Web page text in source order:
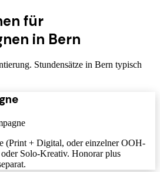
für
in Bern
Stundensätze in Bern typisch
(Print + Digital, oder einzelner OOH-
Solo-Kreativ. Honorar plus